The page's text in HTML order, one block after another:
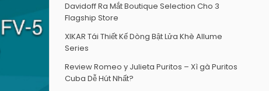
Davidoff Ra Mắt Boutique Selection Cho 3
Flagship Store
XIKAR Tái Thiết Kế Dòng Bật Lửa Khè Allume
Series
Review Romeo y Julieta Puritos – Xì gà Puritos
Cuba Dễ Hút Nhất?